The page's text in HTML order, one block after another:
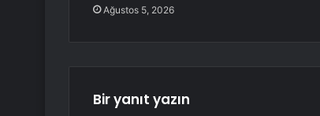
Ağustos 5, 2026
Bir yanıt yazın